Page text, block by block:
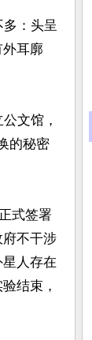
：头呈
耳廓
文馆，
的秘密
式签署
不干涉
人存在
结束，